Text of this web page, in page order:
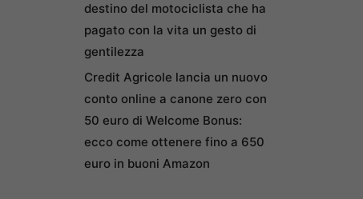
destino del motociclista che ha
pagato con la vita un gesto di
gentilezza
Credit Agricole lancia un nuovo
conto online a canone zero con
50 euro di Welcome Bonus:
ecco come ottenere fino a 650
euro in buoni Amazon